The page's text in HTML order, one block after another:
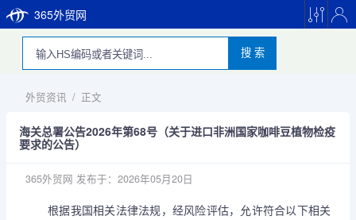
365外贸网
搜 索
外贸资讯 / 正文
海关总署公告2026年第68号（关于进口非洲国家咖啡豆植物检疫
要求的公告）
365外贸网 发布于：2026年05月20日
根据我国相关法律法规，经风险评估，允许符合以下相关